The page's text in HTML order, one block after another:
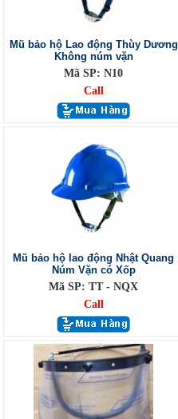
Mũ bảo hộ Lao động Thùy Dương
Không núm vặn
Mã SP: N10
Call
Mũ bảo hộ lao động Nhật Quang
Núm Vặn có Xốp
Mã SP: TT - NQX
Call